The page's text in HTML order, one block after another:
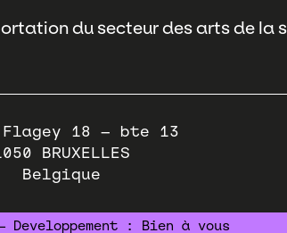
du secteur des arts de la
18 – bte 13
BRUXELLES
Belgique
Developpement : Bien à vous